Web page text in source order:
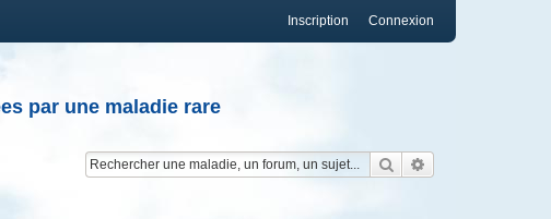
Connexion
Inscription
par une maladie rare
Rechercher